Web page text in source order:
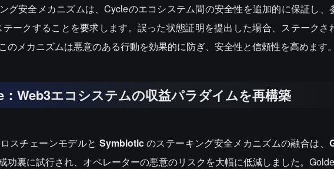
グ安全メカニズムは、Cycleのエコシステム間の安全性を追加的に保証し、
ークすることを要求します。誤った状態証明を提出した場合、ステークさ
のメカニズムは悪意のある行動を効果的に防ぎ、安全性と信頼性を高めます。
Web3エコシステムの収益パラダイムを再構築
スチェーンモデルと Symbioticのステーキング安全メカニズムの融合は、
功裏に試行され、オペレーターの悪意のリスクを大幅に低減しました。